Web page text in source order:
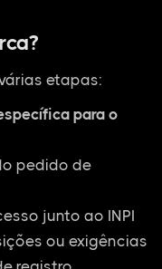
etapas:
para o
pedido de
junto ao INPI
ou exigências